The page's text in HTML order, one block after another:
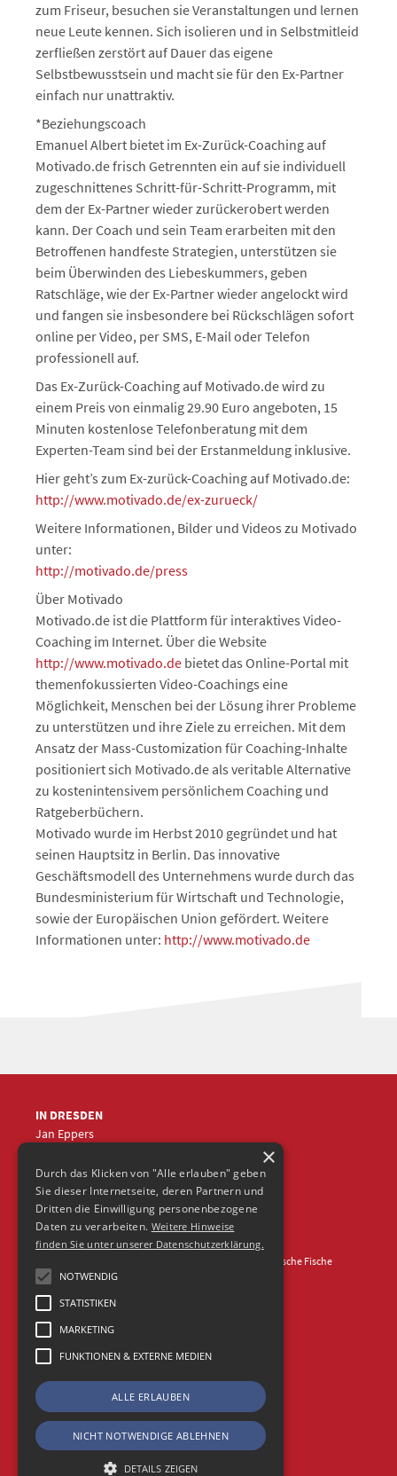
zum Friseur, besuchen sie Veranstaltungen und lernen
neue Leute kennen. Sich isolieren und in Selbstmitleid
zerfließen zerstört auf Dauer das eigene
Selbstbewusstsein und macht sie für den Ex-Partner
einfach nur unattraktiv.
*Beziehungscoach
Emanuel Albert bietet im Ex-Zurück-Coaching auf
Motivado.de frisch Getrennten ein auf sie individuell
zugeschnittenes Schritt-für-Schritt-Programm, mit
dem der Ex-Partner wieder zurückerobert werden
kann. Der Coach und sein Team erarbeiten mit den
Betroffenen handfeste Strategien, unterstützen sie
beim Überwinden des Liebeskummers, geben
Ratschläge, wie der Ex-Partner wieder angelockt wird
und fangen sie insbesondere bei Rückschlägen sofort
online per Video, per SMS, E-Mail oder Telefon
professionell auf.
Das Ex-Zurück-Coaching auf Motivado.de wird zu
einem Preis von einmalig 29.90 Euro angeboten, 15
Minuten kostenlose Telefonberatung mit dem
Experten-Team sind bei der Erstanmeldung inklusive.
Hier geht’s zum Ex-zurück-Coaching auf Motivado.de:
http://www.motivado.de/ex-zurueck/
Weitere Informationen, Bilder und Videos zu Motivado
unter:
http://motivado.de/press
Über Motivado
Motivado.de ist die Plattform für interaktives Video-
Coaching im Internet. Über die Website
http://www.motivado.de bietet das Online-Portal mit
themenfokussierten Video-Coachings eine
Möglichkeit, Menschen bei der Lösung ihrer Probleme
zu unterstützen und ihre Ziele zu erreichen. Mit dem
Ansatz der Mass-Customization für Coaching-Inhalte
positioniert sich Motivado.de als veritable Alternative
zu kostenintensivem persönlichem Coaching und
Ratgeberbüchern.
Motivado wurde im Herbst 2010 gegründet und hat
seinen Hauptsitz in Berlin. Das innovative
Geschäftsmodell des Unternehmens wurde durch das
Bundesministerium für Wirtschaft und Technologie,
sowie der Europäischen Union gefördert. Weitere
Informationen unter: http://www.motivado.de
IN DRESDEN
Jan Eppers
jep@frische-fische.com
© 2026 Agentur Frische Fische
×
Durch das Klicken von "Alle erlauben" geben
Sie dieser Internetseite, deren Partnern und
Dritten die Einwilligung personenbezogene
Daten zu verarbeiten. Weitere Hinweise
finden Sie unter unserer Datenschutzerklärung.
NOTWENDIG
STATISTIKEN
MARKETING
FUNKTIONEN & EXTERNE MEDIEN
ALLE ERLAUBEN
NICHT NOTWENDIGE ABLEHNEN
DETAILS ZEIGEN